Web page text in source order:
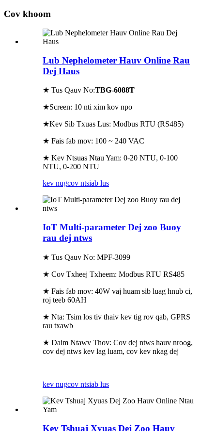
Cov khoom
Lub Nephelometer Hauv Online Rau
Dej Haus
★ Tus Qauv No:TBG-6088T
★Screen: 10 nti xim kov npo
★Kev Sib Txuas Lus: Modbus RTU (RS485)
★ Fais fab mov: 100 ~ 240 VAC
★ Kev Ntsuas Ntau Yam: 0-20 NTU, 0-100
NTU, 0-200 NTU
kev nugcov ntsiab lus
IoT Multi-parameter Dej zoo Buoy
rau dej ntws
★ Tus Qauv No: MPF-3099
★ Cov Txheej Txheem: Modbus RTU RS485
★ Fais fab mov: 40W vaj huam sib luag hnub ci,
roj teeb 60AH
★ Nta: Tsim los tiv thaiv kev tig rov qab, GPRS
rau txawb
★ Daim Ntawv Thov: Cov dej ntws hauv nroog,
cov dej ntws kev lag luam, cov kev nkag dej
kev nugcov ntsiab lus
Kev Tshuaj Xyuas Dej Zoo Hauv